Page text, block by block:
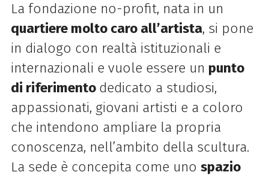
La fondazione no-profit, nata in un
quartiere molto caro all’artista, si pone
in dialogo con realtà istituzionali e
internazionali e vuole essere un punto
di riferimento dedicato a studiosi,
appassionati, giovani artisti e a coloro
che intendono ampliare la propria
conoscenza, nell’ambito della scultura.
La sede è concepita come uno spazio